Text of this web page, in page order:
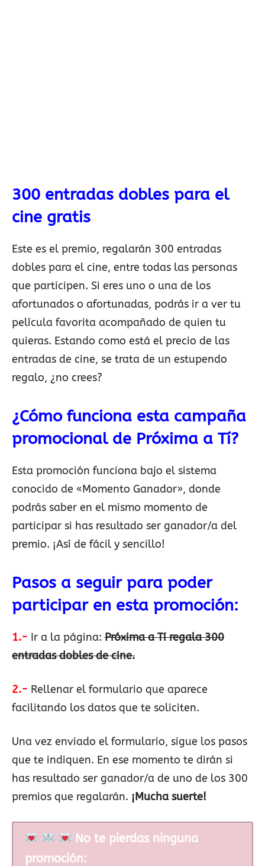
300 entradas dobles para el
cine gratis
Este es el premio, regalarán 300 entradas
dobles para el cine, entre todas las personas
que participen. Si eres uno o una de los
afortunados o afortunadas, podrás ir a ver tu
película favorita acompañado de quien tu
quieras. Estando como está el precio de las
entradas de cine, se trata de un estupendo
regalo, ¿no crees?
¿Cómo funciona esta campaña
promocional de Próxima a Tí?
Esta promoción funciona bajo el sistema
conocido de «Momento Ganador», donde
podrás saber en el mismo momento de
participar si has resultado ser ganador/a del
premio. ¡Así de fácil y sencillo!
Pasos a seguir para poder
participar en esta promoción:
1.- Ir a la página: Próxima a Tí regala 300
entradas dobles de cine.
2.- Rellenar el formulario que aparece
facilitando los datos que te soliciten.
Una vez enviado el formulario, sigue los pasos
que te indiquen. En ese momento te dirán si
has resultado ser ganador/a de uno de los 300
premios que regalarán. ¡Mucha suerte!
No te pierdas ninguna
promoción: